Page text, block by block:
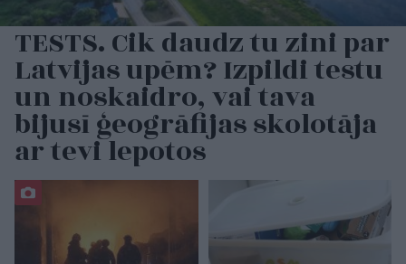
TESTS. Cik daudz tu zini par
Latvijas upēm? Izpildi testu
un noskaidro, vai tava
bijusī ģeogrāfijas skolotāja
ar tevi lepotos